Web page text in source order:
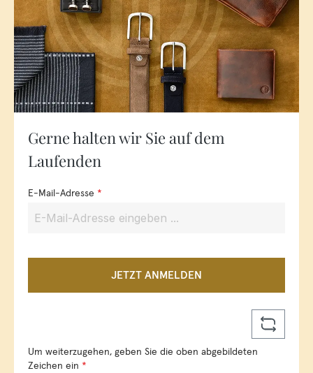
Gerne halten wir Sie auf dem
Laufenden
E-Mail-Adresse *
JETZT ANMELDEN
Um weiterzugehen, geben Sie die oben abgebildeten
Zeichen ein *